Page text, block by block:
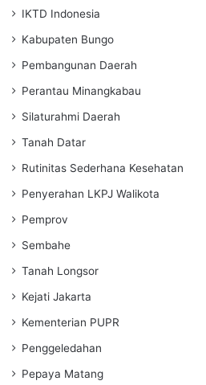
IKTD Indonesia
Kabupaten Bungo
Pembangunan Daerah
Perantau Minangkabau
Silaturahmi Daerah
Tanah Datar
Rutinitas Sederhana Kesehatan
Penyerahan LKPJ Walikota
Pemprov
Sembahe
Tanah Longsor
Kejati Jakarta
Kementerian PUPR
Penggeledahan
Pepaya Matang